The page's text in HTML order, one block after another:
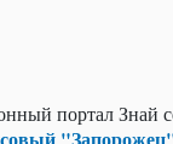
портал Знай